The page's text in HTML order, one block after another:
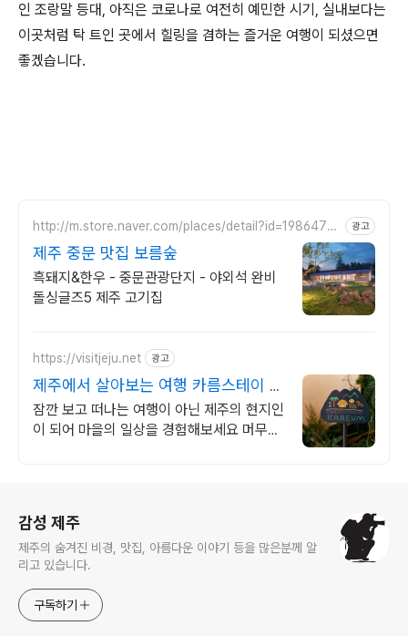
인 조랑말 등대, 아직은 코로나로 여전히 예민한 시기, 실내보다는
이곳처럼 탁 트인 곳에서 힐링을 겸하는 즐거운 여행이 되셨으면
좋겠습니다.
http://m.store.naver.com/places/detail?id=1986476
광고
제주 중문 맛집 보름숲
흑돼지&한우 - 중문관광단지 - 야외석 완비
돌싱글즈5 제주 고기집
https://visitjeju.net 광고
제주에서 살아보는 여행 카름스테이 마
을여행
잠깐 보고 떠나는 여행이 아닌 제주의 현지인
이 되어 마을의 일상을 경험해보세요 머무는
감성 제주
제주의 숨겨진 비경, 맛집, 아름다운 이야기 등을 많은분께 알
리고 있습니다.
구독하기